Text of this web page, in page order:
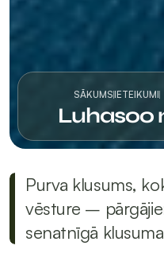
SĀKUMSIETEIKUMI
Luhasoo
Purva klusums,
vēsture –
senatnīgā